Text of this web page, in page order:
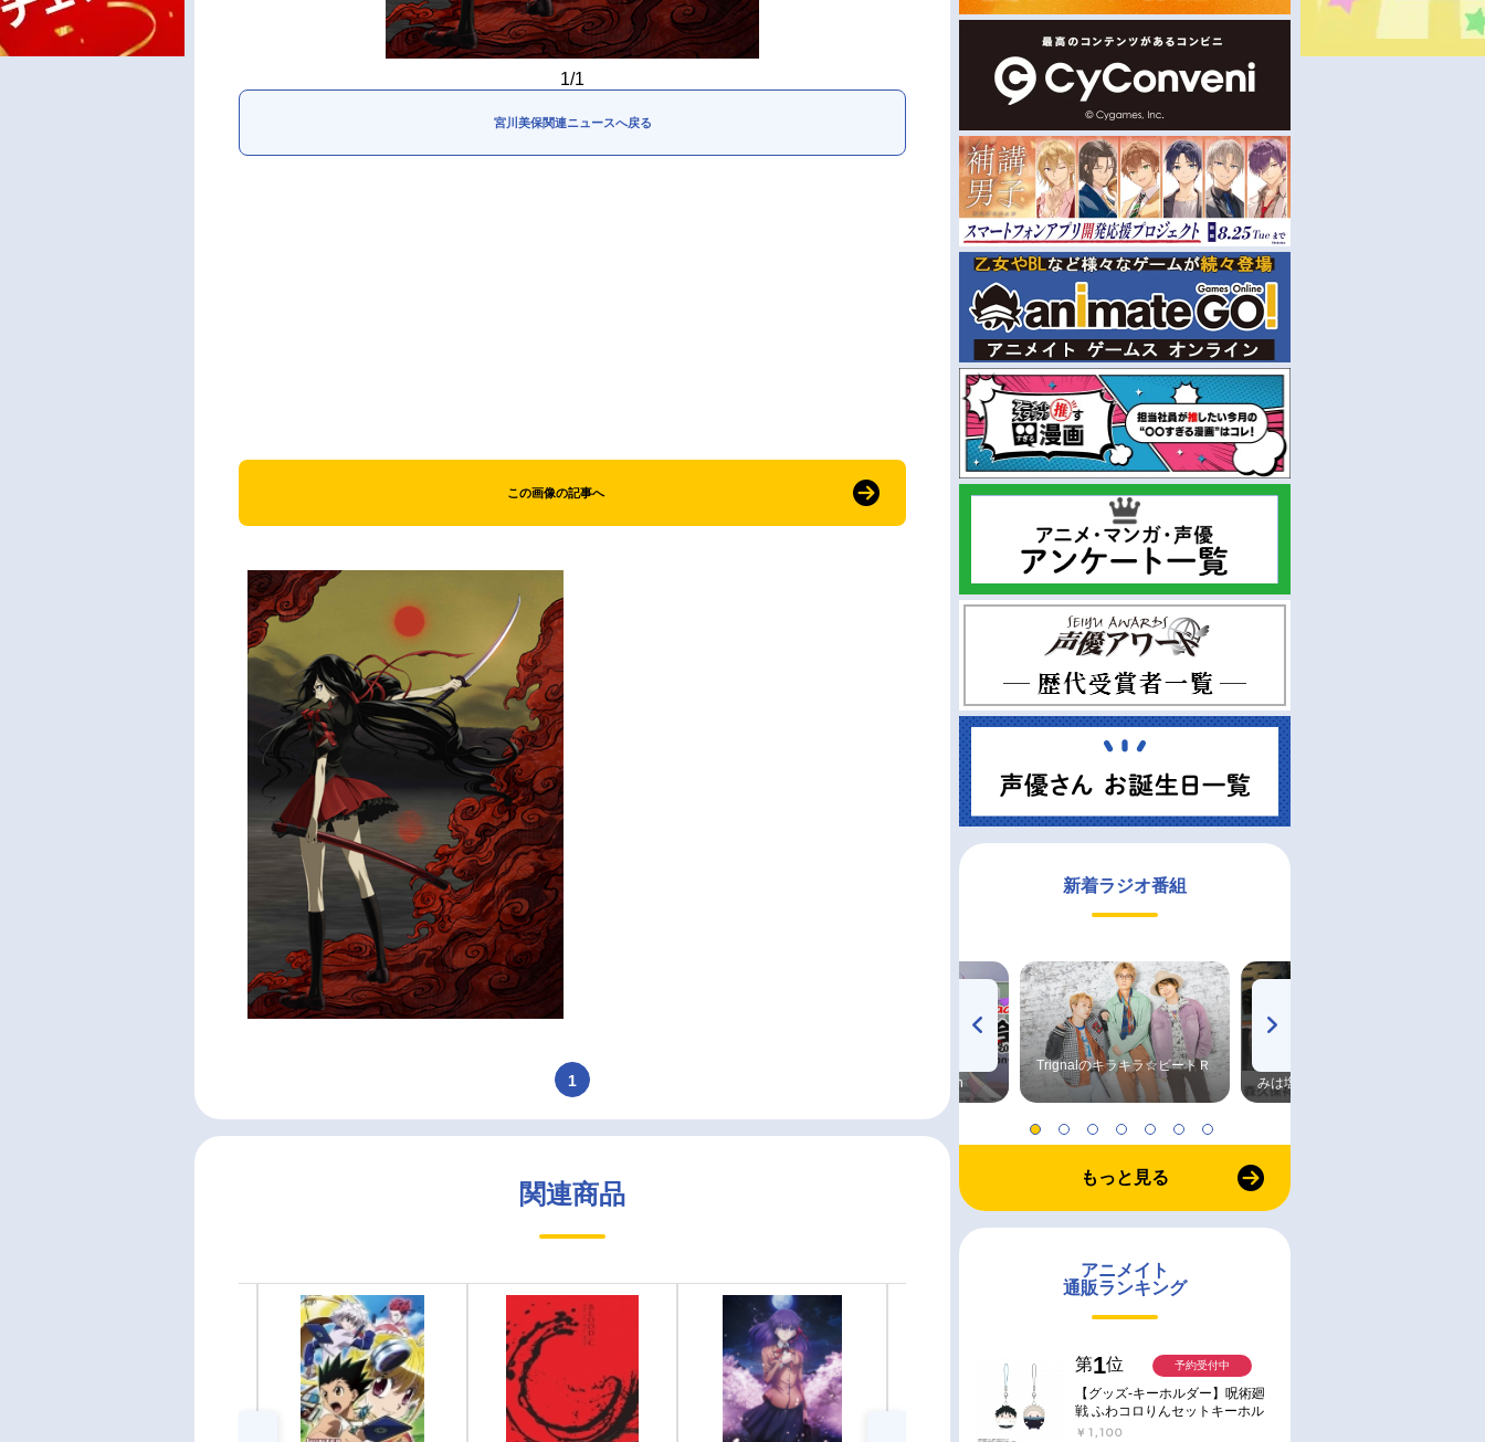
1/1
宮川美保関連ニュースへ戻る
この画像の記事へ
1
関連商品
新着ラジオ番組
radio 大直会 2nd season
Trignalのキラキラ☆ビートＲ
みは塩だけ
もっと見る
アニメイト
通販ランキング
第1位
【グッズ-キーホルダー】呪術廻
戦 ふわコロりんセットキーホル
ダー【アニメイト特典付】
￥1,100
予約受付中